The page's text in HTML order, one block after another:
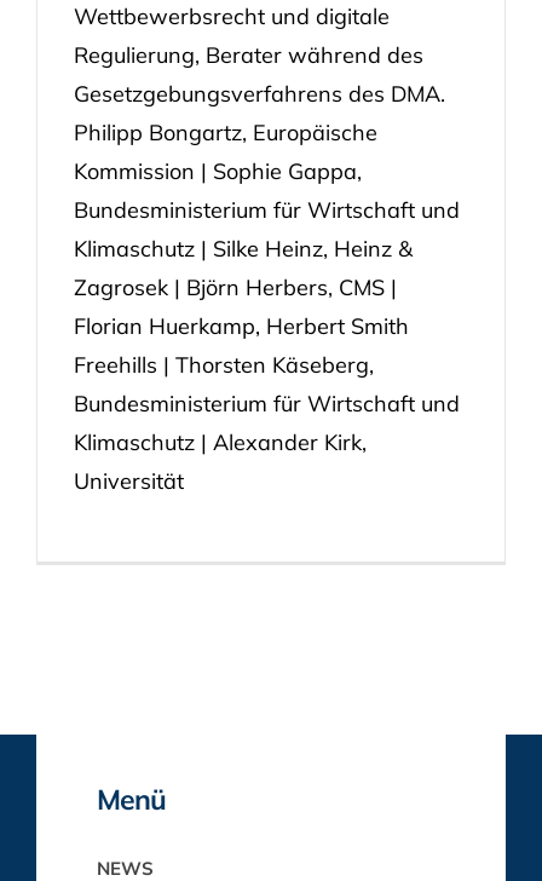
Wettbewerbsrecht und digitale
Regulierung, Berater während des
Gesetzgebungsverfahrens des DMA.
Philipp Bongartz, Europäische
Kommission | Sophie Gappa,
Bundesministerium für Wirtschaft und
Klimaschutz | Silke Heinz, Heinz &
Zagrosek | Björn Herbers, CMS |
Florian Huerkamp, Herbert Smith
Freehills | Thorsten Käseberg,
Bundesministerium für Wirtschaft und
Klimaschutz | Alexander Kirk,
Universität
Menü
NEWS